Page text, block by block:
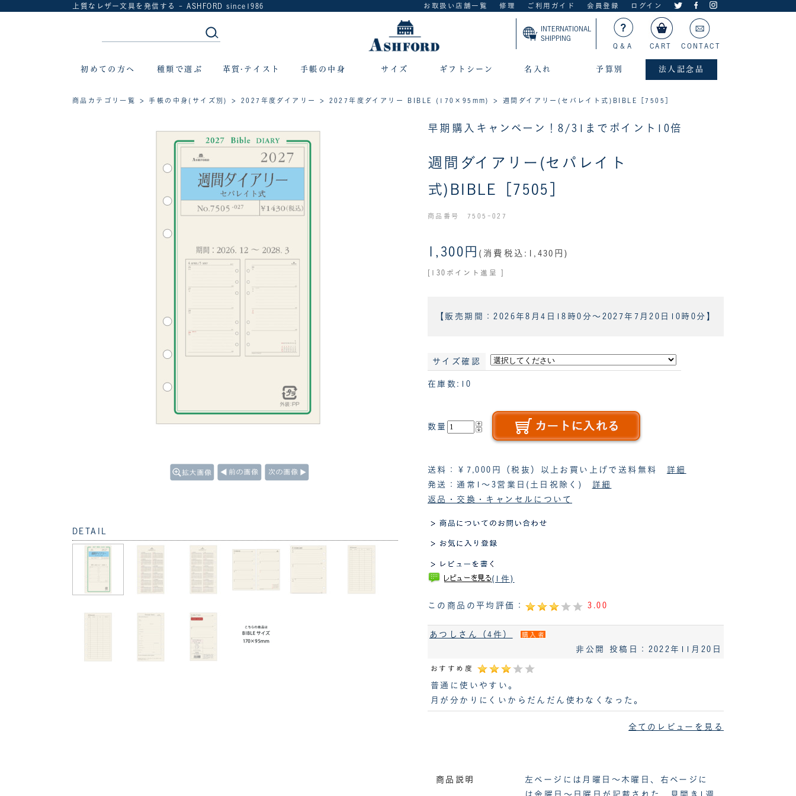
上質なレザー文具を発信する - ASHFORD since1986 お取扱い店舗一覧 修理 ご利用ガイド 会員登録 ログイン
INTERNATIONAL
SHIPPING
Q＆A
CART CONTACT
初めての方へ 種類で選ぶ 革質·テイスト 手帳の中身 サイズ ギフトシーン 名入れ 予算別 法人記念品
商品カテゴリ一覧 >手帳の中身(サイズ別) >2027年度ダイアリー > 2027年度ダイアリー BIBLE (170×95mm) > 週間ダイアリー(セパレイト式)BIBLE［7505］
早期購入キャンペーン！8/31までポイント10倍
週間ダイアリー(セパレイト
式)BIBLE［7505］
商品番号 7505-027
1,300円 (消費税込:1,430円)
[130ポイント進呈 ]
【販売期間：2026年8月4日18時0分 ～ 2027年7月20日10時0分 】
サイズ確認
在庫数:10
数量
返品・交換・キャンセルについて
送料：￥7,000円（税抜）以上お買い上げで送料無料 詳細
発送：通常1～3営業日(土日祝除く) 詳細
(1件)
この商品の平均評価： 3.00
あつしさん（4件） 購入者
非公開 投稿日：2022年11月20日
おすすめ度
普通に使いやすい。
月が分かりにくいからだんだん使わなくなった。
全てのレビューを見る
DETAIL
商品説明
左ページには月曜日～木曜日、右ページに
は金曜日～日曜日が記載された、見開き1週